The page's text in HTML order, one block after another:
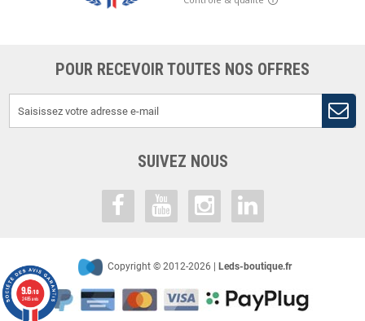
POUR RECEVOIR TOUTES NOS OFFRES
SUIVEZ NOUS
Copyright © 2012-2026 | Leds-boutique.fr
9.6/10
2485 avis